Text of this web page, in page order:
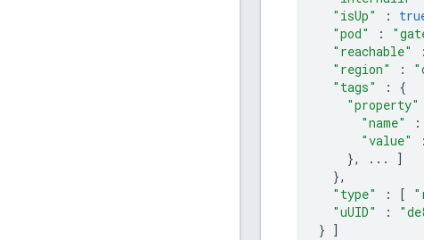
"isUp"
:
"pod"
:
"reachable"
:
"region"
:
"tags"
:
{
"property"
"name"
:
"value"
:
},
...
]
},
"type"
: [
"uUID"
:
} ]